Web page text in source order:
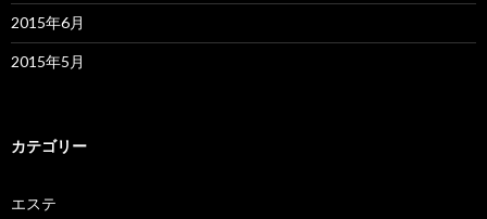
2015年6月
2015年5月
カテゴリー
エステ